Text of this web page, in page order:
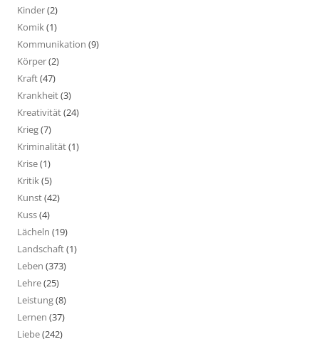
Kinder(2)
Komik(1)
Kommunikation (9)
Körper(2)
Kraft(47)
Krankheit(3)
Kreativität(24)
Krieg(7)
Kriminalität(1)
Krise(1)
Kritik(5)
Kunst(42)
Kuss(4)
Lächeln (19)
Landschaft(1)
Leben (373)
Lehre(25)
Leistung(8)
Lernen (37)
Liebe(242)